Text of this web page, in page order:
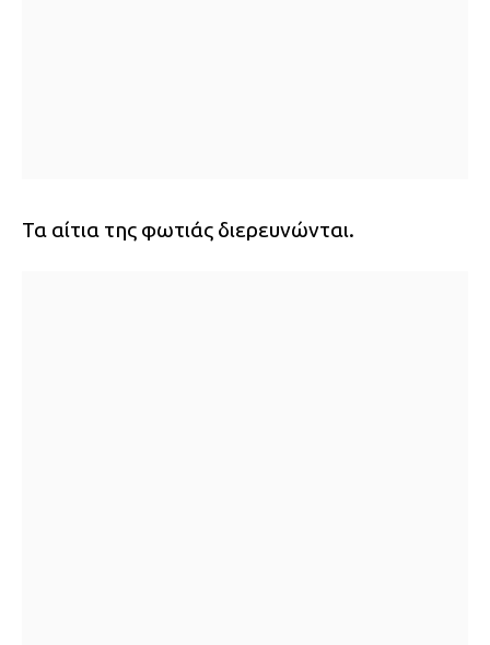
Τα αίτια της φωτιάς διερευνώνται.